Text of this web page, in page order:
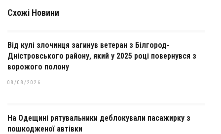
Схожі Новини
Від кулі злочинця загинув ветеран з Білгород-
Дністровського району, який у 2025 році повернувся з
ворожого полону
08/08/2026
На Одещині рятувальники деблокували пасажирку з
пошкодженої автівки